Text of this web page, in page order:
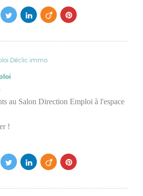
au Salon Direction Emploi à l'espace
!